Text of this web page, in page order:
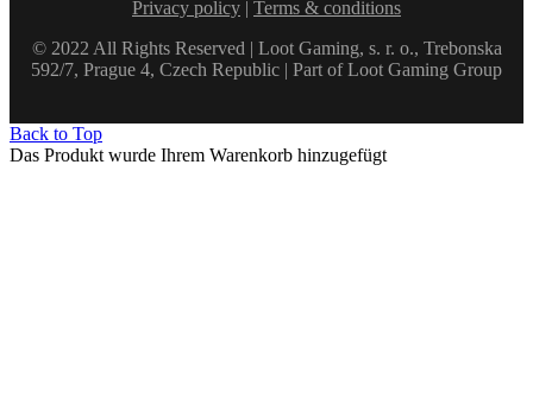
Privacy policy | Terms & conditions
© 2022 All Rights Reserved | Loot Gaming, s. r. o., Trebonska
592/7, Prague 4, Czech Republic | Part of Loot Gaming Group
Back to Top
Das Produkt wurde Ihrem Warenkorb hinzugefügt